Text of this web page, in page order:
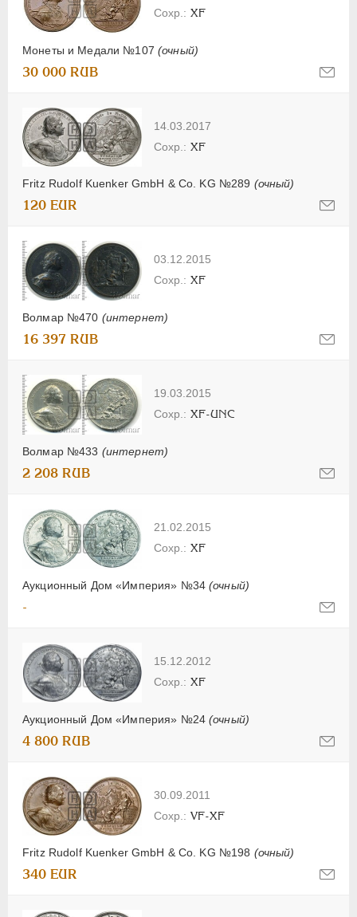
Монеты и Медали №107 (очный)
XF
30 000 RUB
14.03.2017
Fritz Rudolf Kuenker GmbH & Co. KG №289 (очный)
XF
120 EUR
03.12.2015
Волмар №470 (интернет)
XF
16 397 RUB
19.03.2015
Волмар №433 (интернет)
XF-UNC
2 208 RUB
21.02.2015
Аукционный Дом «Империя» №34(очный)
XF
-
15.12.2012
Аукционный Дом «Империя» №24(очный)
XF
4 800 RUB
30.09.2011
Fritz Rudolf Kuenker GmbH & Co. KG №198 (очный)
VF-XF
340 EUR